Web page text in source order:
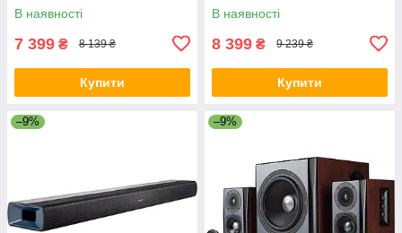
В наявності
7 399 ₴ 8 139 ₴
Купити
В наявності
8 399 ₴ 9 239 ₴
Купити
–9% –9%